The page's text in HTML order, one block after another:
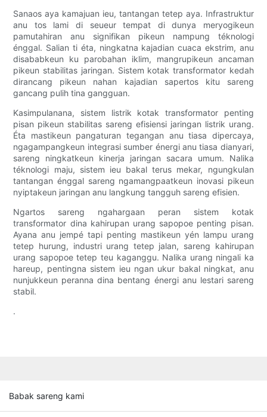
Sanaos aya kamajuan ieu, tantangan tetep aya. Infrastruktur
anu tos lami di seueur tempat di dunya meryogikeun
pamutahiran anu signifikan pikeun nampung téknologi
énggal. Salian ti éta, ningkatna kajadian cuaca ekstrim, anu
disababkeun ku parobahan iklim, mangrupikeun ancaman
pikeun stabilitas jaringan. Sistem kotak transformator kedah
dirancang pikeun nahan kajadian sapertos kitu sareng
gancang pulih tina gangguan.
Kasimpulanana, sistem listrik kotak transformator penting
pisan pikeun stabilitas sareng efisiensi jaringan listrik urang.
Éta mastikeun pangaturan tegangan anu tiasa dipercaya,
ngagampangkeun integrasi sumber énergi anu tiasa dianyari,
sareng ningkatkeun kinerja jaringan sacara umum. Nalika
téknologi maju, sistem ieu bakal terus mekar, ngungkulan
tantangan énggal sareng ngamangpaatkeun inovasi pikeun
nyiptakeun jaringan anu langkung tangguh sareng efisien.
Ngartos sareng ngahargaan peran sistem kotak
transformator dina kahirupan urang sapopoe penting pisan.
Ayana anu jempé tapi penting mastikeun yén lampu urang
tetep hurung, industri urang tetep jalan, sareng kahirupan
urang sapopoe tetep teu kaganggu. Nalika urang ningali ka
hareup, pentingna sistem ieu ngan ukur bakal ningkat, anu
nunjukkeun peranna dina bentang énergi anu lestari sareng
stabil.
.
Babak sareng kami